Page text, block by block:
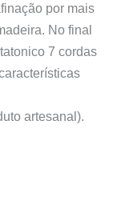
por mais
No final
7 cordas
artesanal).